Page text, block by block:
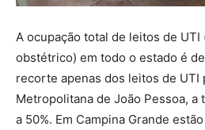
A ocupação total de leitos de
obstétrico) em todo o estado é
recorte apenas dos leitos de UTI
Metropolitana de João Pessoa, a
a 50%. Em Campina Grande